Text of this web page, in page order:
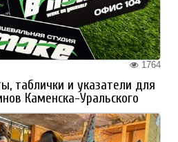
1764
таблички и указатели для
Каменска-Уральского